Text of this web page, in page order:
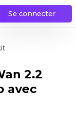
Se connecter
2.2
avec